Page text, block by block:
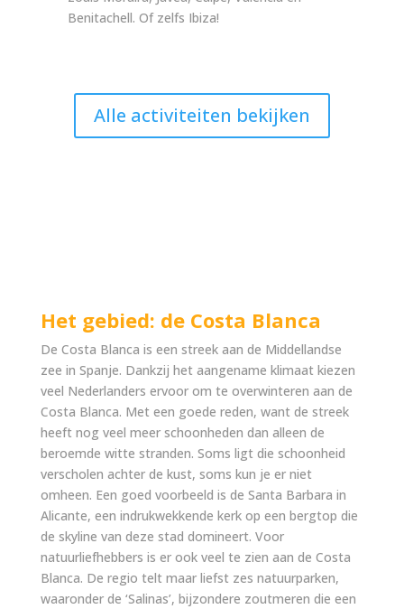
Benitachell. Of zelfs Ibiza!
Alle activiteiten bekijken
Het gebied: de Costa Blanca
De Costa Blanca is een streek aan de Middellandse
zee in Spanje. Dankzij het aangename klimaat kiezen
veel Nederlanders ervoor om te overwinteren aan de
Costa Blanca. Met een goede reden, want de streek
heeft nog veel meer schoonheden dan alleen de
beroemde witte stranden. Soms ligt die schoonheid
verscholen achter de kust, soms kun je er niet
omheen. Een goed voorbeeld is de Santa Barbara in
Alicante, een indrukwekkende kerk op een bergtop die
de skyline van deze stad domineert. Voor
natuurliefhebbers is er ook veel te zien aan de Costa
Blanca. De regio telt maar liefst zes natuurparken,
waaronder de ‘Salinas’, bijzondere zoutmeren die een